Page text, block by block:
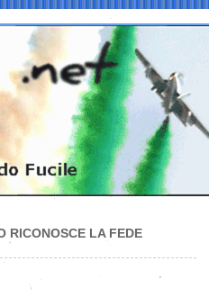
RICONOSCE LA FEDE